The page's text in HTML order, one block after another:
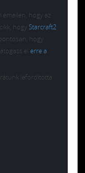
emailen, hogy az
hogy Starcraft2
hogy
el erre a
lefordította